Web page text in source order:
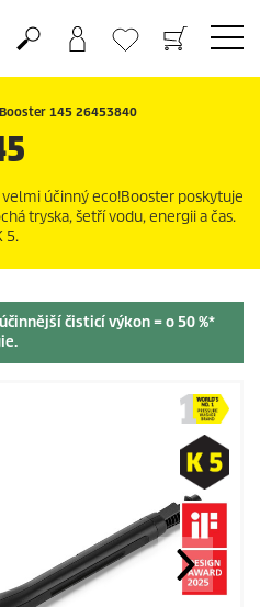
145 26453840
účinnýeco!Booster poskytuje
tryska, šetří vodu, energii a čas.
5.
čisticí výkon = o 50 %*